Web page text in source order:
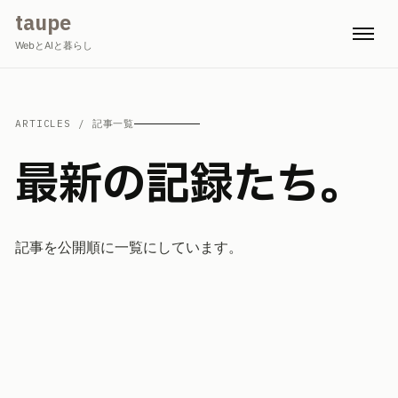
taupe
WebとAIと暮らし
ARTICLES / 記事一覧
最新の記録たち。
記事を公開順に一覧にしています。